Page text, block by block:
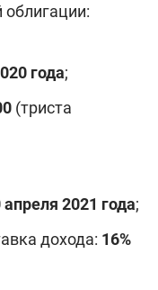
20 года;
(триста
апреля 2021 года;
дохода: 16%